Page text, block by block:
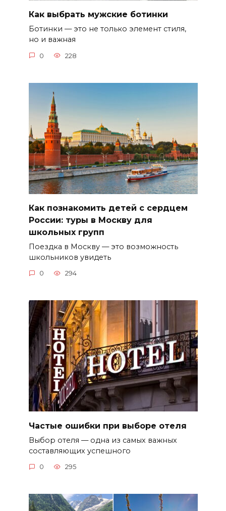
Как выбрать мужские ботинки
Ботинки — это не только элемент стиля,
но и важная
0 228
Как познакомить детей с сердцем
России: туры в Москву для
школьных групп
Поездка в Москву — это возможность
школьников увидеть
0 294
Частые ошибки при выборе отеля
Выбор отеля — одна из самых важных
составляющих успешного
0 295